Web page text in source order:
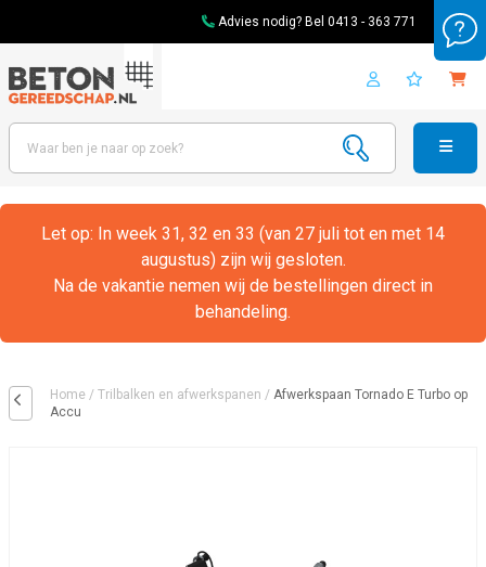
Advies nodig? Bel 0413 - 363 771
Let op: In week 31, 32 en 33 (van 27 juli tot en met 14
augustus) zijn wij gesloten.
Na de vakantie nemen wij de bestellingen direct in
behandeling.
Home / Trilbalken en afwerkspanen / Afwerkspaan Tornado E Turbo op
Accu